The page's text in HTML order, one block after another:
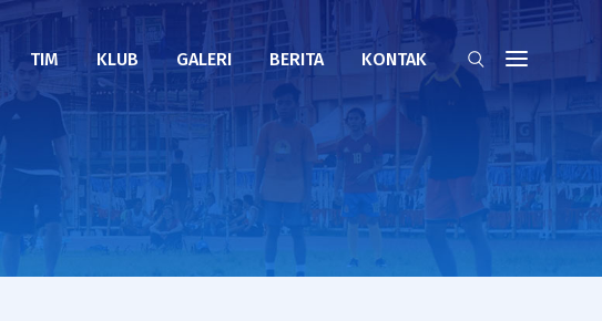
TIM KLUB GALERI BERITA KONTAK